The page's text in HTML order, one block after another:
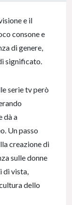
e il
consone e
di genere,
significato.
serie tv però
dà a
Un passo
creazione di
sulle donne
di vista,
dello